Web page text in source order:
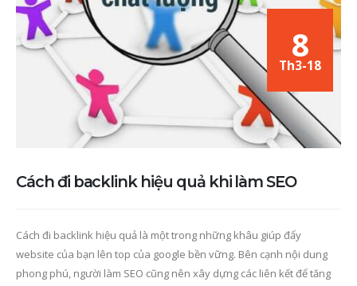
8
Th3-18
Cách đi backlink hiệu quả khi làm SEO
Cách đi backlink hiệu quả là một trong những khâu giúp đẩy
website của bạn lên top của google bền vững. Bên cạnh nội dung
phong phú, người làm SEO cũng nên xây dựng các liên kết để tăng